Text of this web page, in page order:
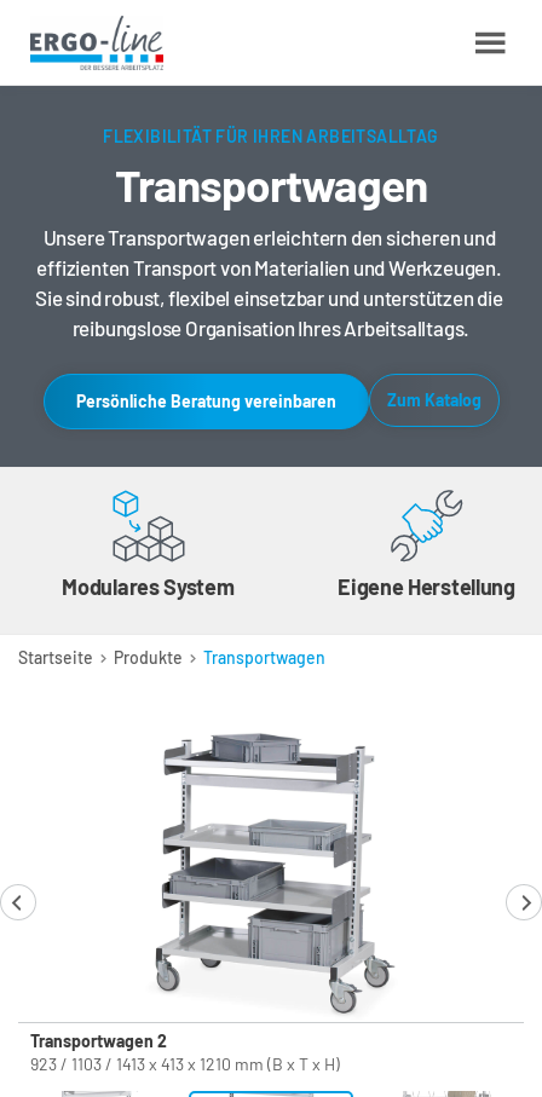
FLEXIBILITÄT FÜR IHREN ARBEITSALLTAG
Transportwagen
Unsere Transportwagen erleichtern den sicheren und
effizienten Transport von Materialien und Werkzeugen.
Sie sind robust, flexibel einsetzbar und unterstützen die
reibungslose Organisation Ihres Arbeitsalltags.
Persönliche Beratung vereinbaren Zum Katalog
Modulares System Eigene Herstellung
Startseite Produkte Transportwagen
Transportwagen 2
923 / 1103 / 1413 x 413 x 1210 mm (B x T x H)